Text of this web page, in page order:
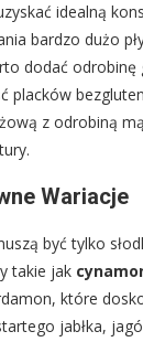
idealną
bardzo dużo
dodać odrobinę
placków
z odrobiną
Wariacje
być tylko
takie jak
które
jabłka,